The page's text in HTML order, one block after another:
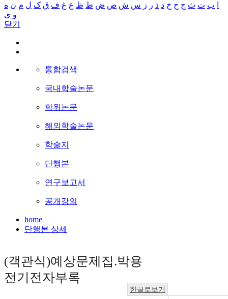
ب ت ث ج ح خ د ذ ر ز س ش ص ض ط ظ ع غ ف ق ک ل م ن ه
و ی
닫기
통합검색
국내학술논문
학위논문
해외학술논문
학술지
단행본
연구보고서
공개강의
home
단행본 상세
(객관식)예상문제집.박용
전기전자부록
한글로보기